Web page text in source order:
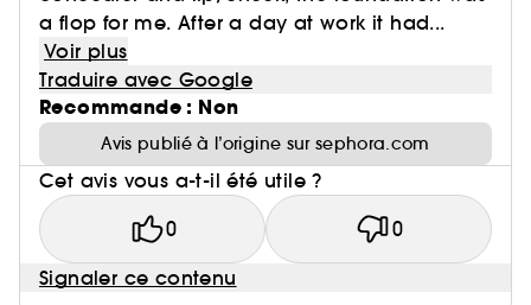
a flop for me. After a day at work it had...
Voir plus
Traduire avec Google
Recommande : Non
Avis publié à l’origine sur sephora.com
Cet avis vous a-t-il été utile ?
0 0
Signaler ce contenu